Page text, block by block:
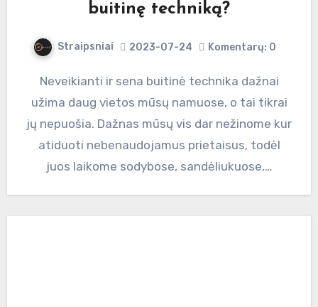
buitinę techniką?
Straipsniai 2023-07-24 Komentarų: 0
Neveikianti ir sena buitinė technika dažnai
užima daug vietos mūsų namuose, o tai tikrai
jų nepuošia. Dažnas mūsų vis dar nežinome kur
atiduoti nebenaudojamus prietaisus, todėl
juos laikome sodybose, sandėliukuose,…